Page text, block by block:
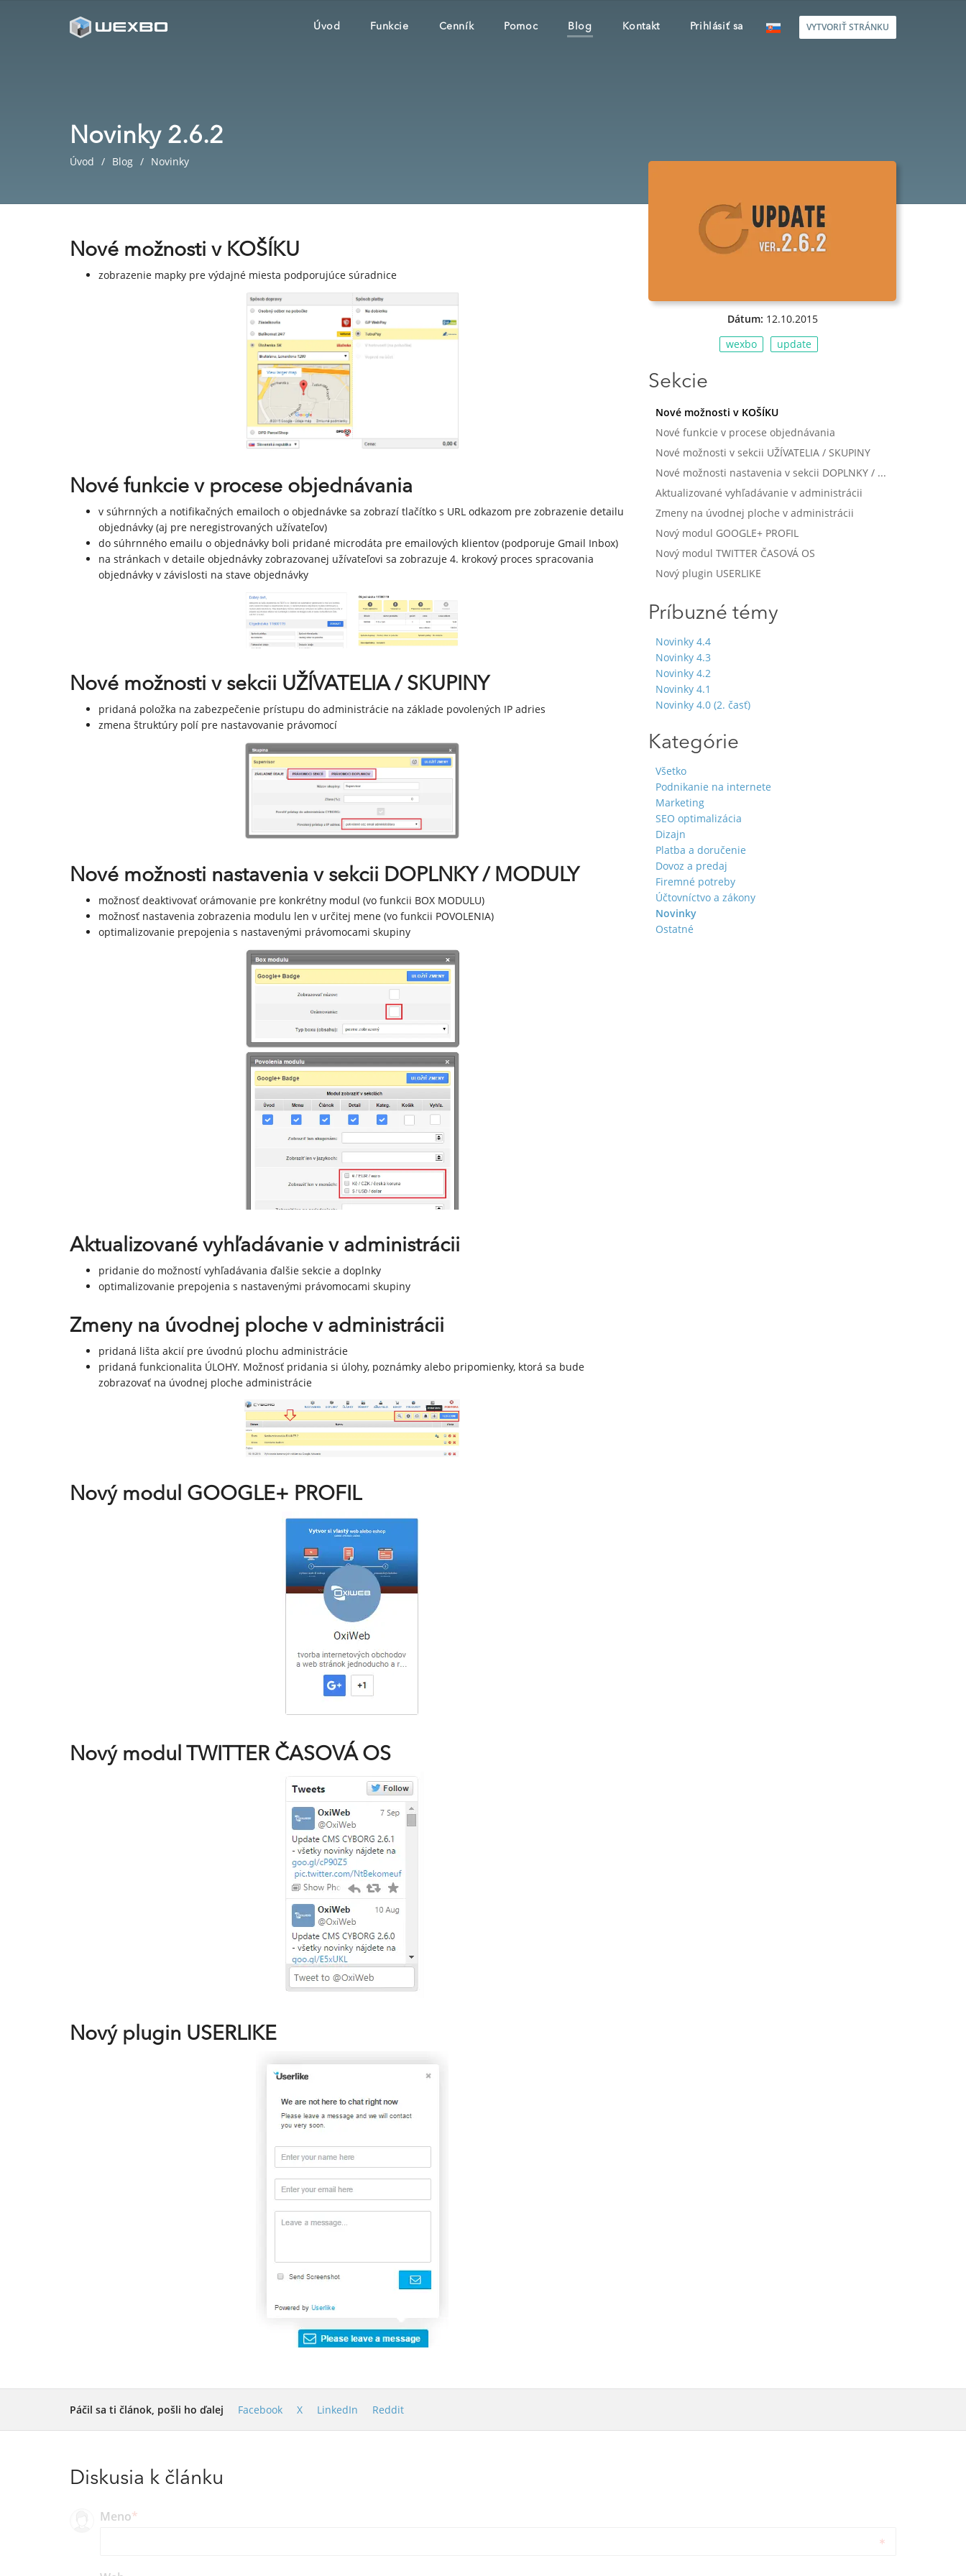
Úvod Funkcie Cenník Pomoc Blog Kontakt Prihlásiť sa VYTVORIŤ STRÁNKU
Novinky 2.6.2
Úvod Blog Novinky
Nové možnosti v KOŠÍKU
zobrazenie mapky pre výdajné miesta podporujúce súradnice
Nové funkcie v procese objednávania
v súhrnných a notifikačných emailoch o objednávke sa zobrazí tlačítko s URL odkazom pre zobrazenie detailu
objednávky (aj pre neregistrovaných užívateľov)
do súhrnného emailu o objednávky boli pridané microdáta pre emailových klientov (podporuje Gmail Inbox)
na stránkach v detaile objednávky zobrazovanej užívateľovi sa zobrazuje 4. krokový proces spracovania
objednávky v závislosti na stave objednávky
Nové možnosti v sekcii UŽÍVATELIA / SKUPINY
pridaná položka na zabezpečenie prístupu do administrácie na základe povolených IP adries
zmena štruktúry polí pre nastavovanie právomocí
Nové možnosti nastavenia v sekcii DOPLNKY / MODULY
možnosť deaktivovať orámovanie pre konkrétny modul (vo funkcii BOX MODULU)
možnosť nastavenia zobrazenia modulu len v určitej mene (vo funkcii POVOLENIA)
optimalizovanie prepojenia s nastavenými právomocami skupiny
Aktualizované vyhľadávanie v administrácii
pridanie do možností vyhľadávania ďalšie sekcie a doplnky
optimalizovanie prepojenia s nastavenými právomocami skupiny
Zmeny na úvodnej ploche v administrácii
pridaná lišta akcií pre úvodnú plochu administrácie
pridaná funkcionalita ÚLOHY. Možnosť pridania si úlohy, poznámky alebo pripomienky, ktorá sa bude
zobrazovať na úvodnej ploche administrácie
Nový modul GOOGLE+ PROFIL
Nový modul TWITTER ČASOVÁ OS
Nový plugin USERLIKE
Dátum: 12.10.2015
wexbo
update
Sekcie
Nové možnosti v KOŠÍKU
Nové funkcie v procese objednávania
Nové možnosti v sekcii UŽÍVATELIA / SKUPINY
Nové možnosti nastavenia v sekcii DOPLNKY / MODULY
Aktualizované vyhľadávanie v administrácii
Zmeny na úvodnej ploche v administrácii
Nový modul GOOGLE+ PROFIL
Nový modul TWITTER ČASOVÁ OS
Nový plugin USERLIKE
Príbuzné témy
Novinky 4.4
Novinky 4.3
Novinky 4.2
Novinky 4.1
Novinky 4.0 (2. časť)
Kategórie
Všetko
Podnikanie na internete
Marketing
SEO optimalizácia
Dizajn
Platba a doručenie
Dovoz a predaj
Firemné potreby
Účtovníctvo a zákony
Novinky
Ostatné
Páčil sa ti článok, pošli ho ďalej Facebook X LinkedIn Reddit
Diskusia k článku
Meno*